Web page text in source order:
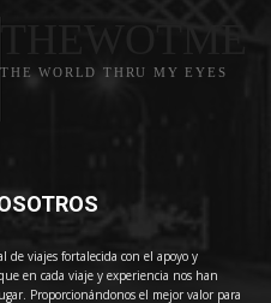
THE WORLD THRU MY EYES
de viajes fortalecida con el apoyo y
en cada viaje y experiencia nos han
Proporcionándonos el mejor valor para